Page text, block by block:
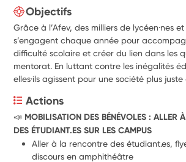
Objectifs
Grâce à l’Afev, des milliers de lycéen·nes
s’engagent chaque année pour
difficulté scolaire etcréer du lien dans les
mentorat. En luttant contre les inégalités
elles·ilsagissent pour une société plus
Actions
📣 MOBILISATION DES BÉNÉVOLES : ALLER
DES ÉTUDIANT.ES SUR LES CAMPUS
Aller à la rencontre des étudiant.es,
discours en amphithéâtre